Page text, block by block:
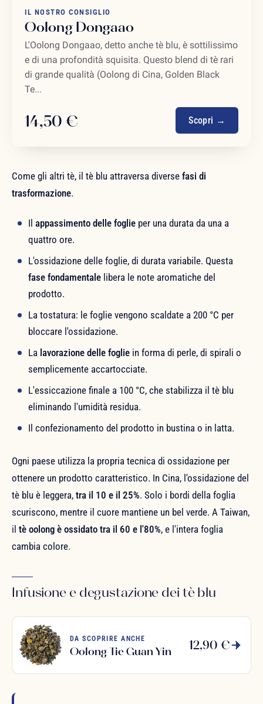
IL NOSTRO CONSIGLIO
Oolong Dongaao
L'Oolong Dongaao, detto anche tè blu, è sottilissimo
e di una profondità squisita. Questo blend di tè rari
di grande qualità (Oolong di Cina, Golden Black
Te...
14,50 € Scopri →
Come gli altri tè, il tè blu attraversa diverse fasi di
trasformazione.
Il appassimento delle foglie per una durata da una a
quattro ore.
L'ossidazione delle foglie, di durata variabile. Questa
fase fondamentale libera le note aromatiche del
prodotto.
La tostatura: le foglie vengono scaldate a 200 °C per
bloccare l'ossidazione.
La lavorazione delle foglie in forma di perle, di spirali o
semplicemente accartocciate.
L'essiccazione finale a 100 °C, che stabilizza il tè blu
eliminando l'umidità residua.
Il confezionamento del prodotto in bustina o in latta.
Ogni paese utilizza la propria tecnica di ossidazione per
ottenere un prodotto caratteristico. In Cina, l'ossidazione del
tè blu è leggera, tra il 10 e il 25%. Solo i bordi della foglia
scuriscono, mentre il cuore mantiene un bel verde. A Taiwan,
il tè oolong è ossidato tra il 60 e l'80%, e l'intera foglia
cambia colore.
Infusione e degustazione dei tè blu
DA SCOPRIRE ANCHE
Oolong Tie Guan Yin 12,90 €